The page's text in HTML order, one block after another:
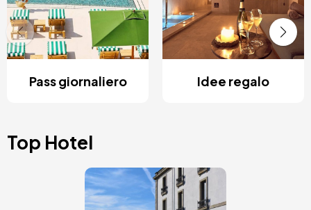
Pass giornaliero Idee regalo
Top Hotel
Immagine